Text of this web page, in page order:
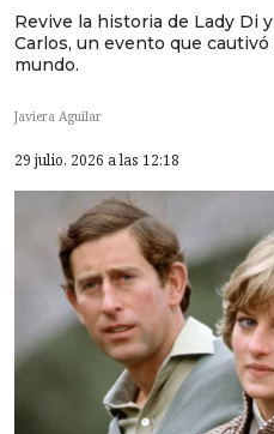
Revive la historia de Lady Di
Carlos, un evento que
mundo.
Javiera Aguilar
29 julio, 2026 a las 12:18